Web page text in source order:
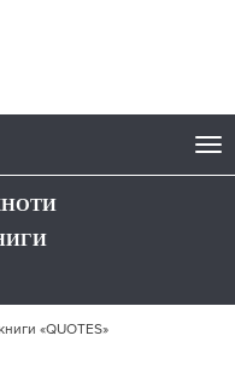
«QUOTES»